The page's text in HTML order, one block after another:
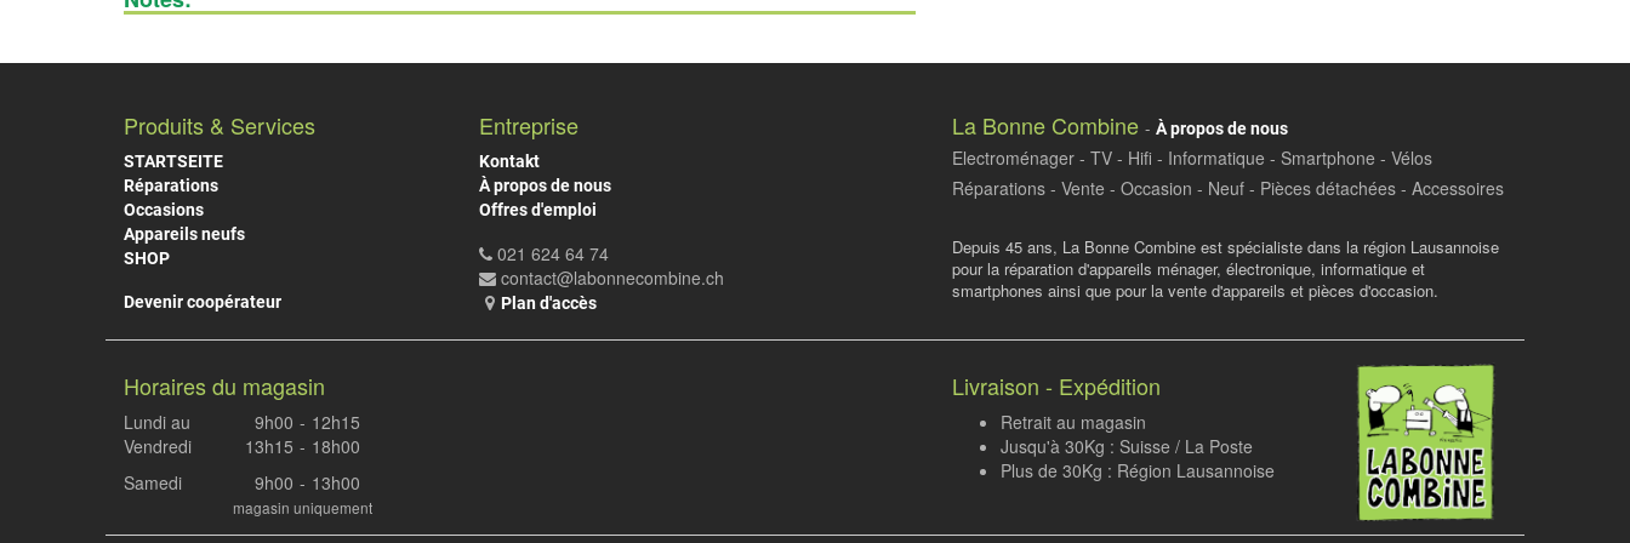
Produits & Services
STARTSEITE
Réparations
Occasions
Appareils neufs
SHOP
Devenir coopérateur
Entreprise
Kontakt
À propos de nous
Offres d'emploi
021 624 64 74
contact@labonnecombine.ch
Plan d'accès
La Bonne Combine - À propos de nous
Electroménager - TV - Hifi - Informatique - Smartphone - Vélos
Réparations - Vente - Occasion - Neuf - Pièces détachées - Accessoires
Depuis 45 ans, La Bonne Combine est spécialiste dans la région Lausannoise
pour la réparation d'appareils ménager, électronique, informatique et
smartphones ainsi que pour la vente d'appareils et pièces d'occasion.
Horaires du magasin
Lundi au
Vendredi
9h00
13h15
-
-
12h15
18h00
Samedi
9h00 - 13h00
magasin uniquement
Livraison - Expédition
Retrait au magasin
Jusqu'à 30Kg : Suisse / La Poste
Plus de 30Kg : Région Lausannoise